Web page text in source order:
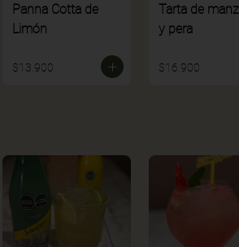
Panna Cotta de
Limón
$13.900
Tarta de
y pera
$16.900